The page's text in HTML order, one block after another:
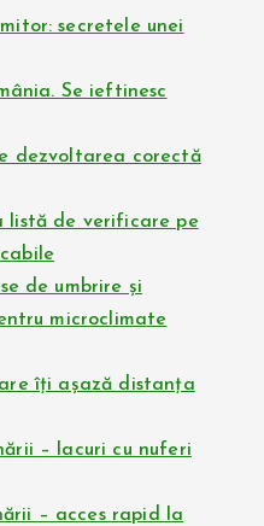
secretele unei
Se ieftinesc
dezvoltarea corectă
listă de verificare pe
de umbrire și
microclimate
îți așază distanța
– lacuri cu nuferi
– acces rapid la